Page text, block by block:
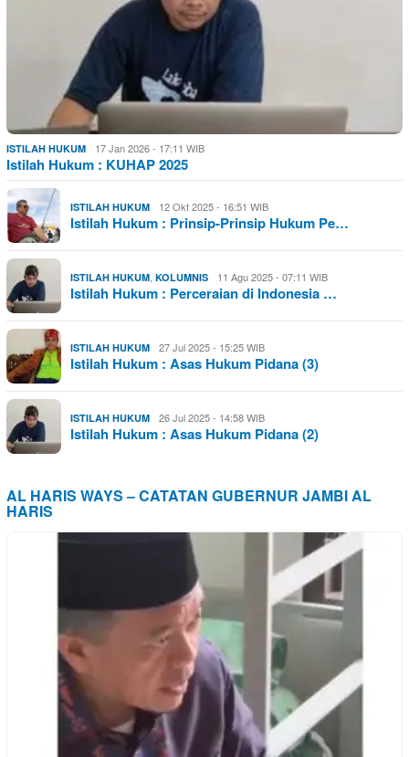
ISTILAH HUKUM 17 Jan 2026 - 17:11 WIB
Istilah Hukum : KUHAP 2025
ISTILAH HUKUM 12 Okt 2025 - 16:51 WIB
Istilah Hukum : Prinsip-Prinsip Hukum Pe…
ISTILAH HUKUM, KOLUMNIS 11 Agu 2025 - 07:11 WIB
Istilah Hukum : Perceraian di Indonesia …
ISTILAH HUKUM 27 Jul 2025 - 15:25 WIB
Istilah Hukum : Asas Hukum Pidana (3)
ISTILAH HUKUM 26 Jul 2025 - 14:58 WIB
Istilah Hukum : Asas Hukum Pidana (2)
AL HARIS WAYS – CATATAN GUBERNUR JAMBI AL
HARIS